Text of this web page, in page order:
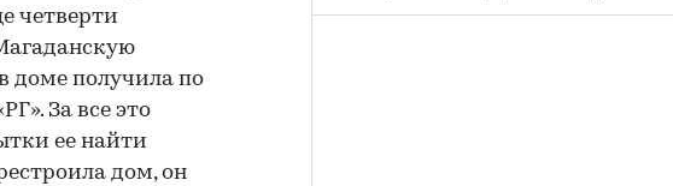
четверти
доме получила по
За все это
ее найти
дом, он